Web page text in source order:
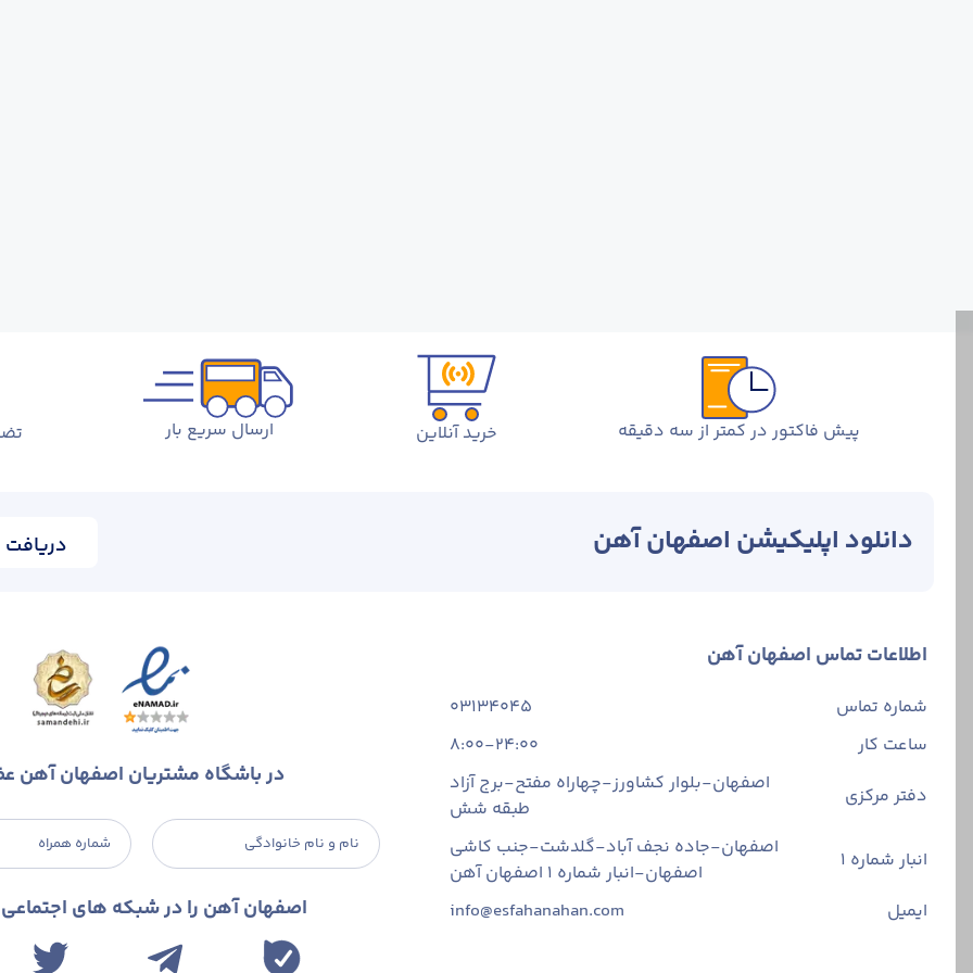
پیش فاکتور در کمتر از سه دقیقه خرید آنلاین ارسال سریع بار
دانلود اپلیکیشن اصفهان آهن دریافت
اطلاعات تماس اصفهان آهن
شماره تماس
03134045
ساعت کار
8:00-24:00
دفتر مرکزی
اصفهان-بلوار کشاورز-چهاراه مفتح-برج آزاد
طبقه شش
انبار شماره 1
اصفهان-جاده نجف آباد-گلدشت-جنب کاشی
اصفهان-انبار شماره ۱ اصفهان آهن
ایمیل
info@esfahanahan.com
در باشگاه مشتریان اصفهان آهن
نام و نام خانوادگی شماره همراه
اصفهان آهن را در شبکه های اجتماعی